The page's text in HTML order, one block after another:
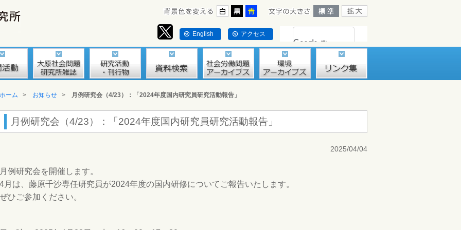
English アクセス
ホーム > お知らせ > 月例研究会（4/23）：「2024年度国内研究員研究活動報告」
月例研究会（4/23）：「2024年度国内研究員研究活動報告」
2025/04/04
月例研究会を開催します。
4月は、 藤原千沙専任研究員が2024年度の国内研修についてご報告いたします。
ぜひご参加ください。